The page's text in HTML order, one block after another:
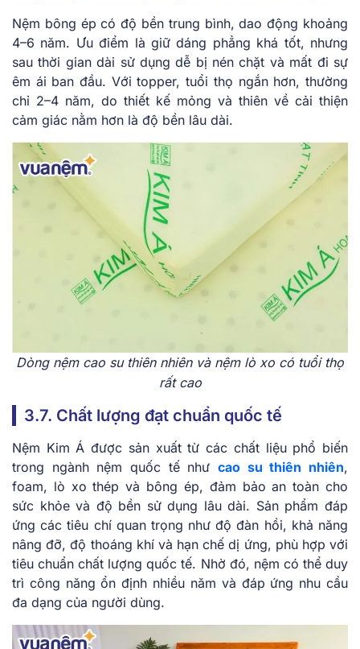
Nệm bông ép có độ bền trung bình, dao động khoảng
4–6 năm. Ưu điểm là giữ dáng phẳng khá tốt, nhưng
sau thời gian dài sử dụng dễ bị nén chặt và mất đi sự
êm ái ban đầu. Với topper, tuổi thọ ngắn hơn, thường
chỉ 2–4 năm, do thiết kế mỏng và thiên về cải thiện
cảm giác nằm hơn là độ bền lâu dài.
Dòng nệm cao su thiên nhiên và nệm lò xo có tuổi thọ
rất cao
3.7. Chất lượng đạt chuẩn quốc tế
Nệm Kim Á được sản xuất từ các chất liệu phổ biến
trong ngành nệm quốc tế như cao su thiên nhiên,
foam, lò xo thép và bông ép, đảm bảo an toàn cho
sức khỏe và độ bền sử dụng lâu dài. Sản phẩm đáp
ứng các tiêu chí quan trọng như độ đàn hồi, khả năng
nâng đỡ, độ thoáng khí và hạn chế dị ứng, phù hợp với
tiêu chuẩn chất lượng quốc tế. Nhờ đó, nệm có thể duy
trì công năng ổn định nhiều năm và đáp ứng nhu cầu
đa dạng của người dùng.